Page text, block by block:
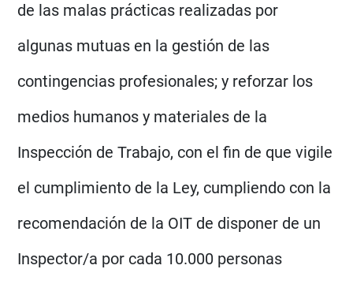
de las malas prácticas realizadas por
algunas mutuas en la gestión de las
contingencias profesionales; y reforzar los
medios humanos y materiales de la
Inspección de Trabajo, con el fin de que vigile
el cumplimiento de la Ley, cumpliendo con la
recomendación de la OIT de disponer de un
Inspector/a por cada 10.000 personas